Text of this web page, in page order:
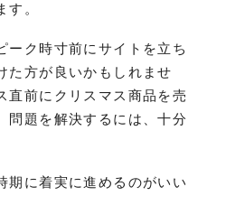
す。
ーク時寸前にサイトを立ち
た方が良いかもしれませ
直前にクリスマス商品を売
問題を解決するには、十分
期に着実に進めるのがいい